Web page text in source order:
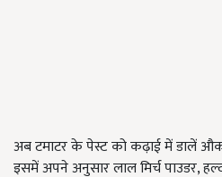
अब टमाटर के पेस्ट को कढ़ाई में डालें
इसमें अपने अनुसार लाल मिर्च पाउडर,